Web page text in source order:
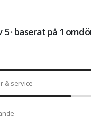
5 · baserat på 1
& service